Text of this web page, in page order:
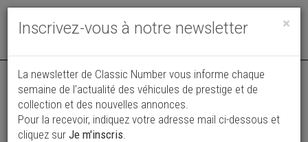
Toggle
×
Inscrivez-vous à notre newsletter
La newsletter de Classic Number vous informe chaque
semaine de l’actualité des véhicules de prestige et de
collection et des nouvelles annonces.
Pour la recevoir, indiquez votre adresse mail ci-dessous et
cliquez sur Je m'inscris.